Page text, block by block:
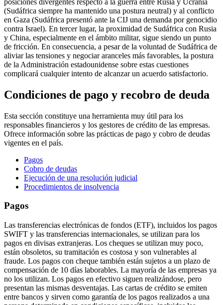
posiciones divergentes respecto a la guerra entre Rusia y Ucrania
(Sudáfrica siempre ha mantenido una postura neutral) y al conflicto
en Gaza (Sudáfrica presentó ante la CIJ una demanda por genocidio
contra Israel). En tercer lugar, la proximidad de Sudáfrica con Rusia
y China, especialmente en el ámbito militar, sigue siendo un punto
de fricción. En consecuencia, a pesar de la voluntad de Sudáfrica de
aliviar las tensiones y negociar aranceles más favorables, la postura
de la Administración estadounidense sobre estas cuestiones
complicará cualquier intento de alcanzar un acuerdo satisfactorio.
Condiciones de pago y recobro de deuda
Esta sección constituye una herramienta muy útil para los
responsables financieros y los gestores de crédito de las empresas.
Ofrece información sobre las prácticas de pago y cobro de deudas
vigentes en el país.
Pagos
Cobro de deudas
Ejecución de una resolución judicial
Procedimientos de insolvencia
Pagos
Las transferencias electrónicas de fondos (ETF), incluidos los pagos
SWIFT y las transferencias internacionales, se utilizan para los
pagos en divisas extranjeras. Los cheques se utilizan muy poco,
están obsoletos, su tramitación es costosa y son vulnerables al
fraude. Los pagos con cheque también están sujetos a un plazo de
compensación de 10 días laborables. La mayoría de las empresas ya
no los utilizan. Los pagos en efectivo siguen realizándose, pero
presentan las mismas desventajas. Las cartas de crédito se emiten
entre bancos y sirven como garantía de los pagos realizados a una